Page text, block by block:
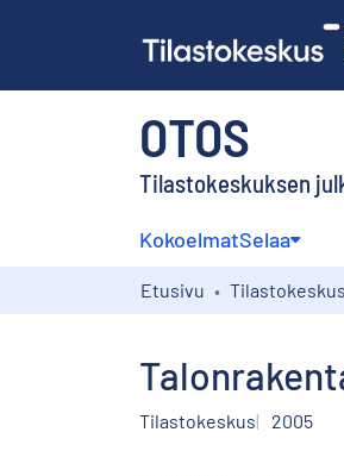
OTOS
Tilastokeskuksen
KokoelmatSelaa
Etusivu Tilastokeskus
Tilastokeskus 2005